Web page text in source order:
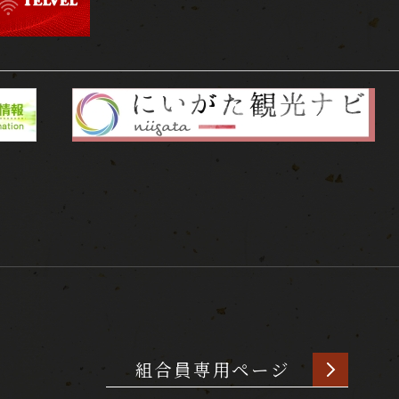
組合員専用ページ